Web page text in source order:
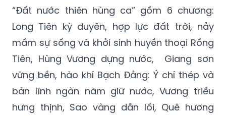
“Đất nước thiên hùng ca” gồm 6 chương:
Long Tiên kỳ duyên, hợp lực đất trời, nảy
mầm sự sống và khởi sinh huyền thoại Rồng
Tiên, Hùng Vương dựng nước, Giang sơn
vững bền, hào khí Bạch Đằng: Ý chí thép và
bản lĩnh ngàn năm giữ nước, Vương triều
hưng thịnh, Sao vàng dẫn lối, Quê hương